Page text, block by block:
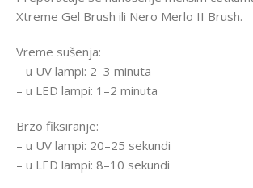
Xtreme Gel Brush ili Nero Merlo II Brush.
Vreme sušenja:
– u UV lampi: 2–3 minuta
– u LED lampi: 1–2 minuta
Brzo fiksiranje:
– u UV lampi: 20–25 sekundi
– u LED lampi: 8–10 sekundi